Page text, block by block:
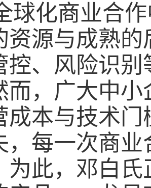
球化商业合
资源与成熟
控、风险识
而，广大中
成本与技术
，每一次商
为此，邓白